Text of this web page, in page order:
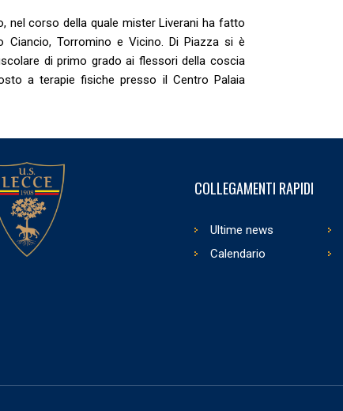
nel corso della quale mister Liverani ha fatto
Ciancio, Torromino e Vicino. Di Piazza si è
di primo grado ai flessori della coscia
a terapie fisiche presso il Centro Palaia
COLLEGAMENTI RAPIDI
Ultime news
Calendario